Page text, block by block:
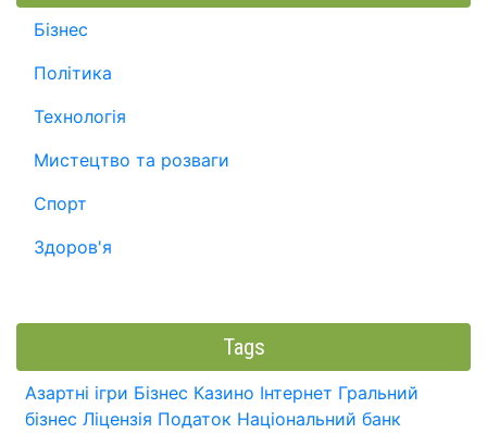
Бізнес
Політика
Технологія
Мистецтво та розваги
Спорт
Здоров'я
Tags
Азартні ігри Бізнес Казино Інтернет Гральний
бізнес Ліцензія Податок Національний банк